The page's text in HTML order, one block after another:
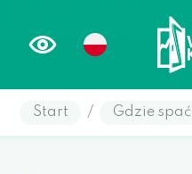
Start / Gdzie spać